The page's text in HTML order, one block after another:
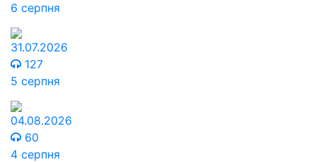
6 серпня
31.07.2026
127
5 серпня
04.08.2026
60
4 серпня